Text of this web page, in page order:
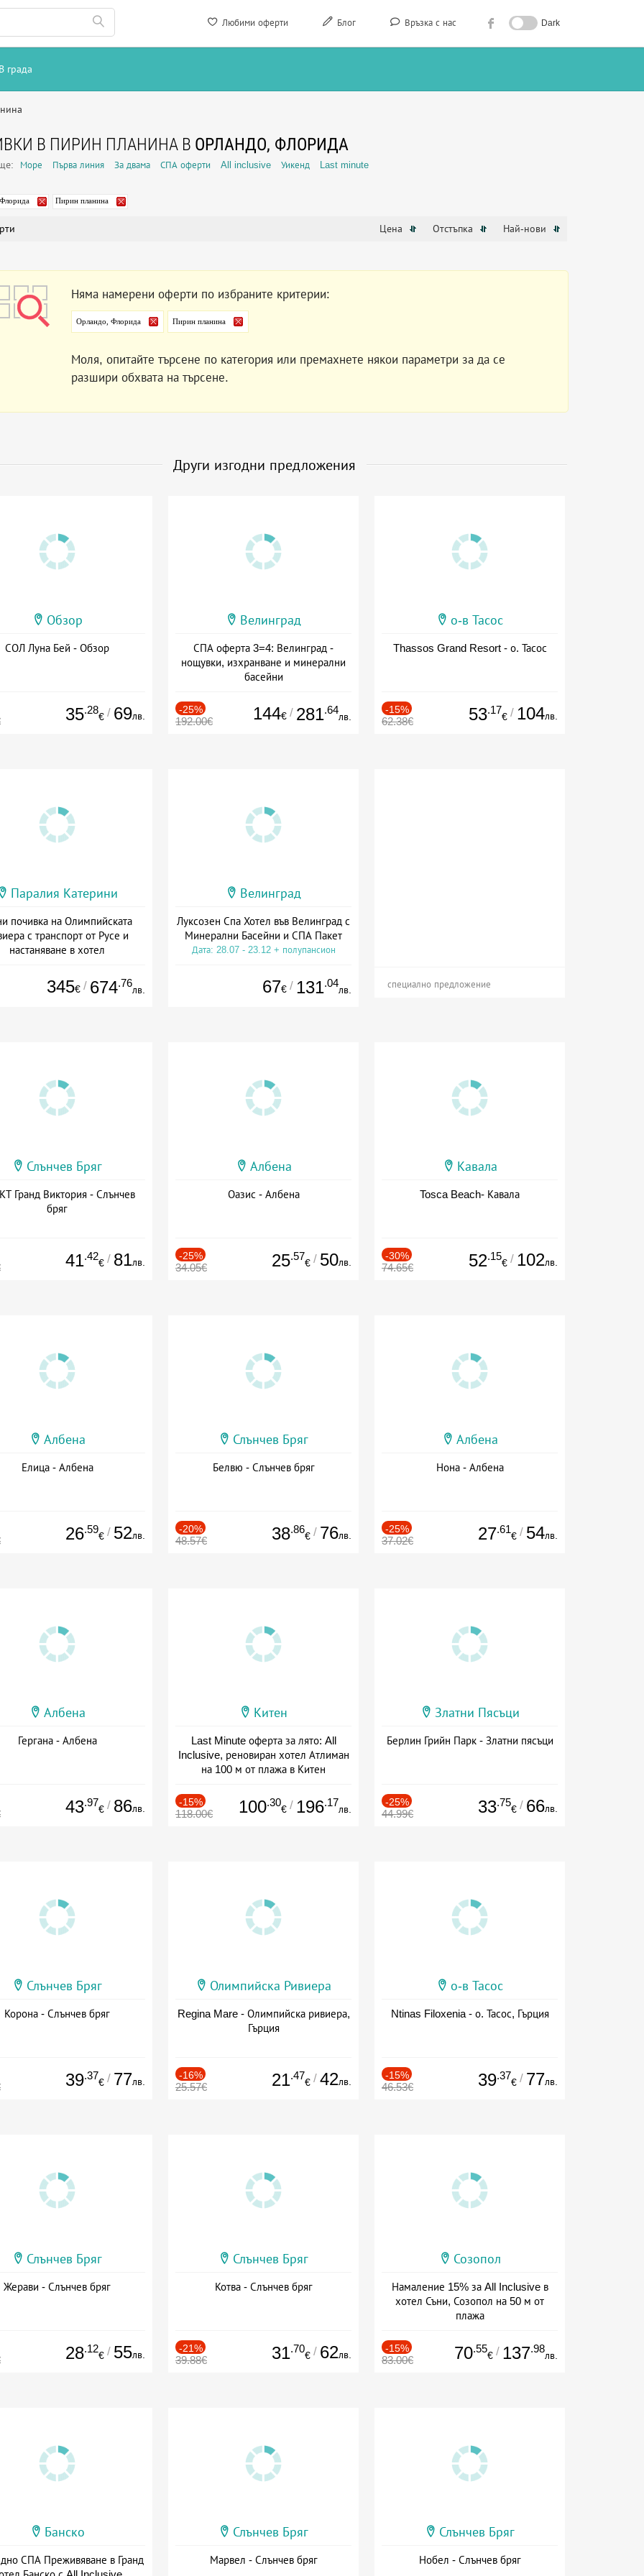
Любими оферти Блог Връзка с нас Dark
В града
В ПИРИН ПЛАНИНА В ОРЛАНДО, ФЛОРИДА
Море Първа линия За двама СПА оферти All inclusive Уикенд Last minute
Пирин планина
Цена Отстъпка Най-нови
Няма намерени оферти по избраните критерии:
Орландо, Флорида Пирин планина
Моля, опитайте търсене по категория или премахнете някои параметри за да се
разшири обхвата на търсене.
Други изгодни предложения
Обзор
СОЛ Луна Бей - Обзор
35.28
€ / 69лв.
Велинград
СПА оферта 3=4: Велинград -
нощувки, изхранване и минерални
басейни
-25%
192.00€ 144€ / 281.64
лв.
о-в Тасос
Thassos Grand Resort - о. Тасос
-15%
62.38€ 53.17
€ / 104лв.
Паралия Катерини
почивка на Олимпийската
с транспорт от Русе и
настаняване в хотел
345€ / 674.76
лв.
Велинград
Луксозен Спа Хотел във Велинград с
Минерални Басейни и СПА Пакет
Дата: 28.07 - 23.12 + полупансион
67€ / 131.04
лв. специално предложение
Слънчев Бряг
Гранд Виктория - Слънчев
бряг
41.42
€ / 81лв.
Албена
Оазис - Албена
-25%
34.05€ 25.57
€ / 50лв.
Кавала
Tosca Beach- Кавала
-30%
74.65€ 52.15
€ / 102лв.
Албена
Елица - Албена
26.59
€ / 52лв.
Слънчев Бряг
Белвю - Слънчев бряг
-20%
48.57€ 38.86
€ / 76лв.
Албена
Нона - Албена
-25%
37.02€ 27.61
€ / 54лв.
Албена
Гергана - Албена
43.97
€ / 86лв.
Китен
Last Minute оферта за лято: All
Inclusive, реновиран хотел Атлиман
на 100 м от плажа в Китен
-15%
118.00€ 100.30
€ / 196.17
лв.
Златни Пясъци
Берлин Грийн Парк - Златни пясъци
-25%
44.99€ 33.75
€ / 66лв.
Слънчев Бряг
Корона - Слънчев бряг
39.37
€ / 77лв.
Олимпийска Ривиера
Regina Mare - Олимпийска ривиера,
Гърция
-16%
25.57€ 21.47
€ / 42лв.
о-в Тасос
Ntinas Filoxenia - о. Тасос, Гърция
-15%
46.53€ 39.37
€ / 77лв.
Слънчев Бряг
Жерави - Слънчев бряг
28.12
€ / 55лв.
Слънчев Бряг
Котва - Слънчев бряг
-21%
39.88€ 31.70
€ / 62лв.
Созопол
Намаление 15% за All Inclusive в
хотел Съни, Созопол на 50 м от
плажа
-15%
83.00€ 70.55
€ / 137.98
лв.
Банско
СПА Преживяване в Гранд
Слънчев Бряг
Марвел - Слънчев бряг
Слънчев Бряг
Нобел - Слънчев бряг